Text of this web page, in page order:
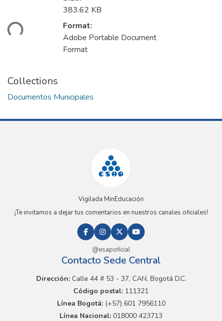
383.62 KB
Format:
Adobe Portable Document
Format
Collections
Documentos Municipales
Vigilada MinEducación
¡Te invitamos a dejar tus comentarios en nuestros canales oficiales!
@esapoficial
Contacto Sede Central
Dirección:Calle 44 # 53 - 37, CAN, Bogotá D.C.
Código postal: 111321
Línea Bogotá:(+57) 601 7956110
Línea Nacional: 018000 423713